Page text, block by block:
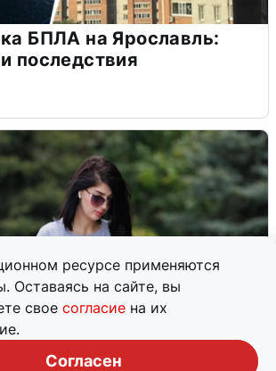
ресурсе применяются
Оставаясь на сайте, вы
свое согласие на их
Согласен
БПЛА на Ярославль:
последствия